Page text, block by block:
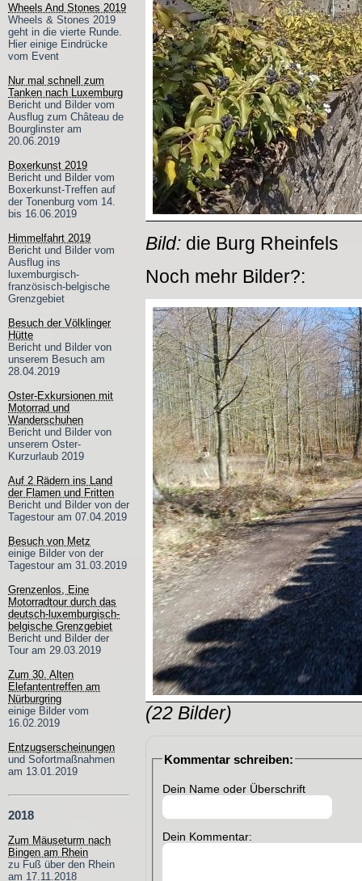
Wheels And Stones 2019
Wheels & Stones 2019
geht in die vierte Runde.
Hier einige Eindrücke
vom Event
Nur mal schnell zum
Tanken nach Luxemburg
Bericht und Bilder vom
Ausflug zum Château de
Bourglinster am
20.06.2019
Boxerkunst 2019
Bericht und Bilder vom
Boxerkunst-Treffen auf
der Tonenburg vom 14.
bis 16.06.2019
Himmelfahrt 2019
Bericht und Bilder vom
Ausflug ins
luxemburgisch-
französisch-belgische
Grenzgebiet
Besuch der Völklinger
Hütte
Bericht und Bilder von
unserem Besuch am
28.04.2019
Oster-Exkursionen mit
Motorrad und
Wanderschuhen
Bericht und Bilder von
unserem Oster-
Kurzurlaub 2019
Auf 2 Rädern ins Land
der Flamen und Fritten
Bericht und Bilder von der
Tagestour am 07.04.2019
Besuch von Metz
einige Bilder von der
Tagestour am 31.03.2019
Grenzenlos, Eine
Motorradtour durch das
deutsch-luxemburgisch-
belgische Grenzgebiet
Bericht und Bilder der
Tour am 29.03.2019
Zum 30. Alten
Elefantentreffen am
Nürburgring
einige Bilder vom
16.02.2019
Entzugserscheinungen
und Sofortmaßnahmen
am 13.01.2019
2018
Zum Mäuseturm nach
Bingen am Rhein
zu Fuß über den Rhein
am 17.11.2018
Bild: die Burg Rheinfels
Noch mehr Bilder?:
(22 Bilder)
Kommentar schreiben:
Dein Name oder Überschrift
Dein Kommentar: